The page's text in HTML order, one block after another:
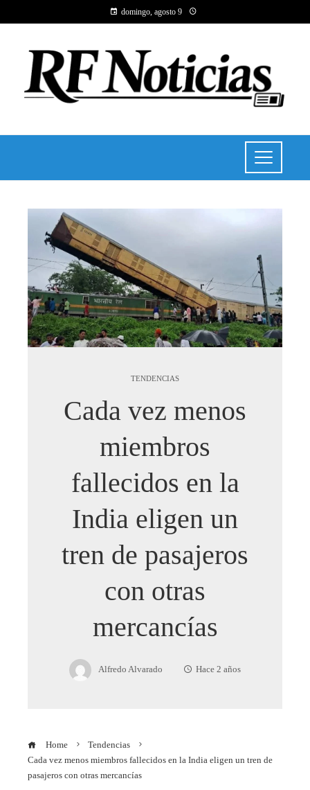
domingo, agosto 9
TENDENCIAS
Cada vez menos
miembros
fallecidos en la
India eligen un
tren de pasajeros
con otras
mercancías
Alfredo Alvarado Hace 2 años
Home
Tendencias
Cada vez menos miembros fallecidos en la India eligen un tren de
pasajeros con otras mercancías